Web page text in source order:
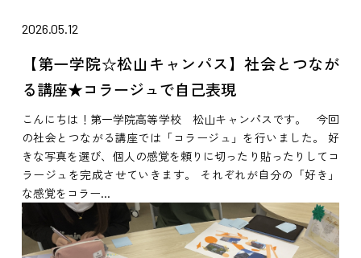
2026.05.12
【第一学院☆松山キャンパス】社会とつなが
る講座★コラージュで自己表現
こんにちは！第一学院高等学校 松山キャンパスです。 今回
の社会とつながる講座では「コラージュ」を行いました。 好
きな写真を選び、個人の感覚を頼りに切ったり貼ったりしてコ
ラージュを完成させていきます。 それぞれが自分の「好き」
な感覚をコラー...